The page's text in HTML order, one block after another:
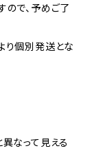
で、予めご了
り個別発送とな
なって見える